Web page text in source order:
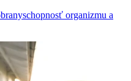
organizmu a